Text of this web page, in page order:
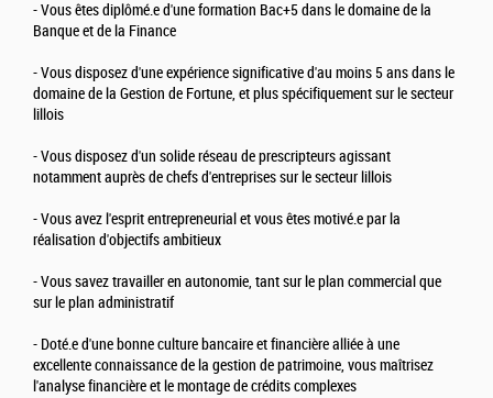
- Vous êtes diplômé.e d'une formation Bac+5 dans le domaine de la
Banque et de la Finance
- Vous disposez d'une expérience significative d'au moins 5 ans dans le
domaine de la Gestion de Fortune, et plus spécifiquement sur le secteur
lillois
- Vous disposez d'un solide réseau de prescripteurs agissant
notamment auprès de chefs d'entreprises sur le secteur lillois
- Vous avez l'esprit entrepreneurial et vous êtes motivé.e par la
réalisation d'objectifs ambitieux
- Vous savez travailler en autonomie, tant sur le plan commercial que
sur le plan administratif
- Doté.e d'une bonne culture bancaire et financière alliée à une
excellente connaissance de la gestion de patrimoine, vous maîtrisez
l'analyse financière et le montage de crédits complexes